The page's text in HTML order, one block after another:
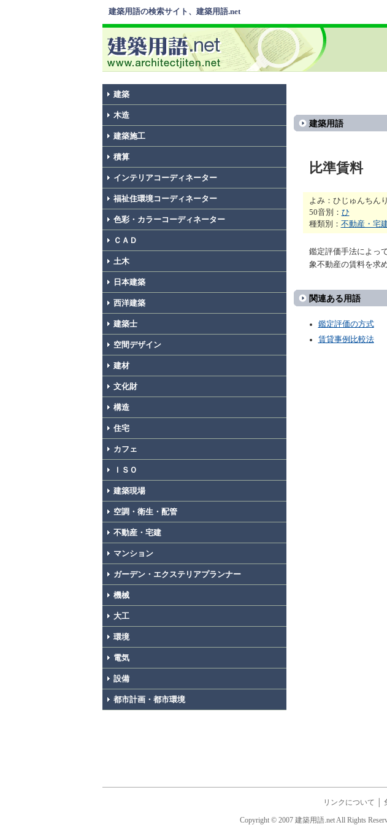
建築用語の検索サイト、建築用語.net
建築
木造
建築施工
積算
インテリアコーディネーター
福祉住環境コーディネーター
色彩・カラーコーディネーター
ＣＡＤ
土木
日本建築
西洋建築
建築士
空間デザイン
建材
文化財
構造
住宅
カフェ
ＩＳＯ
建築現場
空調・衛生・配管
不動産・宅建
マンション
ガーデン・エクステリアプランナー
機械
大工
環境
電気
設備
都市計画・都市環境
建築用語
比準賃料
よみ：ひじゅんちん
50音別： ひ
種類別： 不動産・宅
鑑定評価手法によっ
象不動産の賃料を求
関連ある用語
鑑定評価の方式
賃貸事例比較法
リンクについて
Copyright © 2007 建築用語.net All Rights